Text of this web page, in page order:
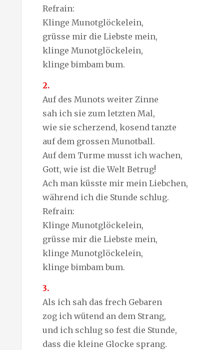
Refrain:
Klinge Munotglöckelein,
grüsse mir die Liebste mein,
klinge Munotglöckelein,
klinge bimbam bum.
2.
Auf des Munots weiter Zinne
sah ich sie zum letzten Mal,
wie sie scherzend, kosend tanzte
auf dem grossen Munotball.
Auf dem Turme musst ich wachen,
Gott, wie ist die Welt Betrug!
Ach man küsste mir mein Liebchen,
während ich die Stunde schlug.
Refrain:
Klinge Munotglöckelein,
grüsse mir die Liebste mein,
klinge Munotglöckelein,
klinge bimbam bum.
3.
Als ich sah das frech Gebaren
zog ich wütend an dem Strang,
und ich schlug so fest die Stunde,
dass die kleine Glocke sprang.